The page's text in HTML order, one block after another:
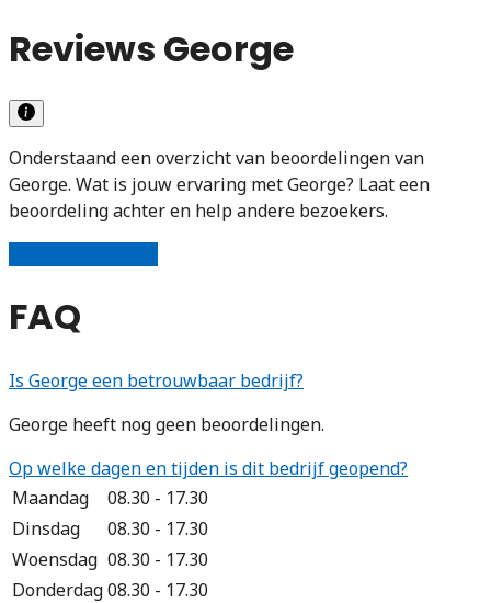
Reviews George
Onderstaand een overzicht van beoordelingen van
George. Wat is jouw ervaring met George? Laat een
beoordeling achter en help andere bezoekers.
FAQ
Is George een betrouwbaar bedrijf?
George heeft nog geen beoordelingen.
Op welke dagen en tijden is dit bedrijf geopend?
Maandag
08.30 - 17.30
Dinsdag
08.30 - 17.30
Woensdag 08.30 - 17.30
Donderdag08.30 - 17.30